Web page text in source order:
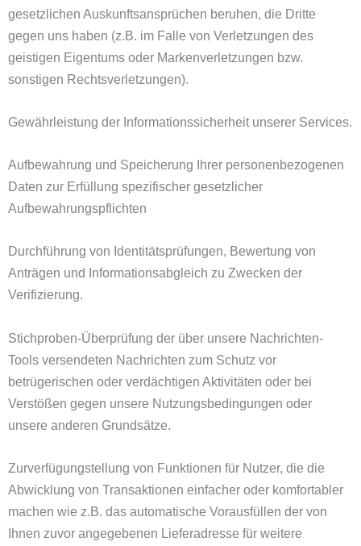
gesetzlichen Auskunftsansprüchen beruhen, die Dritte
gegen uns haben (z.B. im Falle von Verletzungen des
geistigen Eigentums oder Markenverletzungen bzw.
sonstigen Rechtsverletzungen).
Gewährleistung der Informationssicherheit unserer Services.
Aufbewahrung und Speicherung Ihrer personenbezogenen
Daten zur Erfüllung spezifischer gesetzlicher
Aufbewahrungspflichten
Durchführung von Identitätsprüfungen, Bewertung von
Anträgen und Informationsabgleich zu Zwecken der
Verifizierung.
Stichproben-Überprüfung der über unsere Nachrichten-
Tools versendeten Nachrichten zum Schutz vor
betrügerischen oder verdächtigen Aktivitäten oder bei
Verstößen gegen unsere Nutzungsbedingungen oder
unsere anderen Grundsätze.
Zurverfügungstellung von Funktionen für Nutzer, die die
Abwicklung von Transaktionen einfacher oder komfortabler
machen wie z.B. das automatische Vorausfüllen der von
Ihnen zuvor angegebenen Lieferadresse für weitere